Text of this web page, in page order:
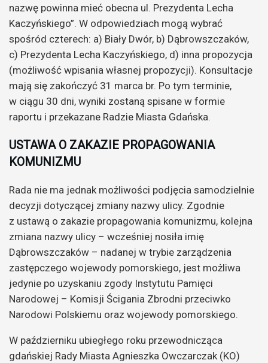
nazwę powinna mieć obecna ul. Prezydenta Lecha
Kaczyńskiego”. W odpowiedziach mogą wybrać
spośród czterech: a) Biały Dwór, b) Dąbrowszczaków,
c) Prezydenta Lecha Kaczyńskiego, d) inna propozycja
(możliwość wpisania własnej propozycji). Konsultacje
mają się zakończyć 31 marca br. Po tym terminie,
w ciągu 30 dni, wyniki zostaną spisane w formie
raportu i przekazane Radzie Miasta Gdańska.
USTAWA O ZAKAZIE PROPAGOWANIA
KOMUNIZMU
Rada nie ma jednak możliwości podjęcia samodzielnie
decyzji dotyczącej zmiany nazwy ulicy. Zgodnie
z ustawą o zakazie propagowania komunizmu, kolejna
zmiana nazwy ulicy – wcześniej nosiła imię
Dąbrowszczaków – nadanej w trybie zarządzenia
zastępczego wojewody pomorskiego, jest możliwa
jedynie po uzyskaniu zgody Instytutu Pamięci
Narodowej – Komisji Ścigania Zbrodni przeciwko
Narodowi Polskiemu oraz wojewody pomorskiego.
W październiku ubiegłego roku przewodnicząca
gdańskiej Rady Miasta Agnieszka Owczarczak (KO)